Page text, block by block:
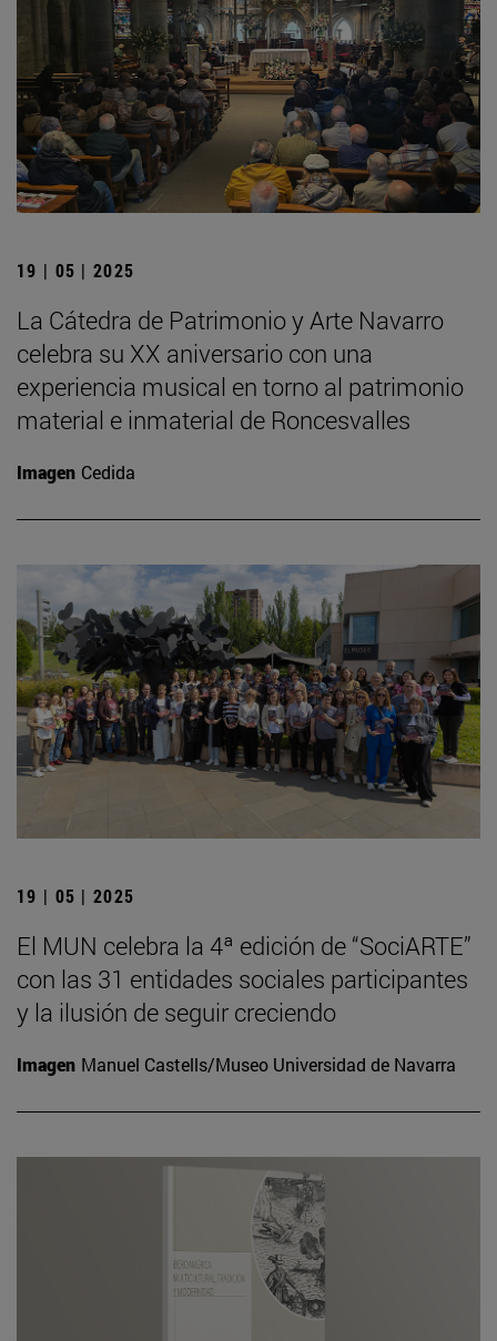
19 | 05 | 2025
La Cátedra de Patrimonio y Arte Navarro
celebra su XX aniversario con una
experiencia musical en torno al patrimonio
material e inmaterial de Roncesvalles
Imagen Cedida
19 | 05 | 2025
El MUN celebra la 4ª edición de “SociARTE”
con las 31 entidades sociales participantes
y la ilusión de seguir creciendo
Imagen Manuel Castells/Museo Universidad de Navarra